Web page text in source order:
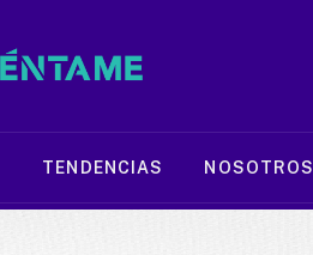
TENDENCIAS NOSOTROS